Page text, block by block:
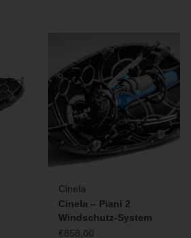
Cinela
Cinela – Piani 2
Windschutz-System
€858,00